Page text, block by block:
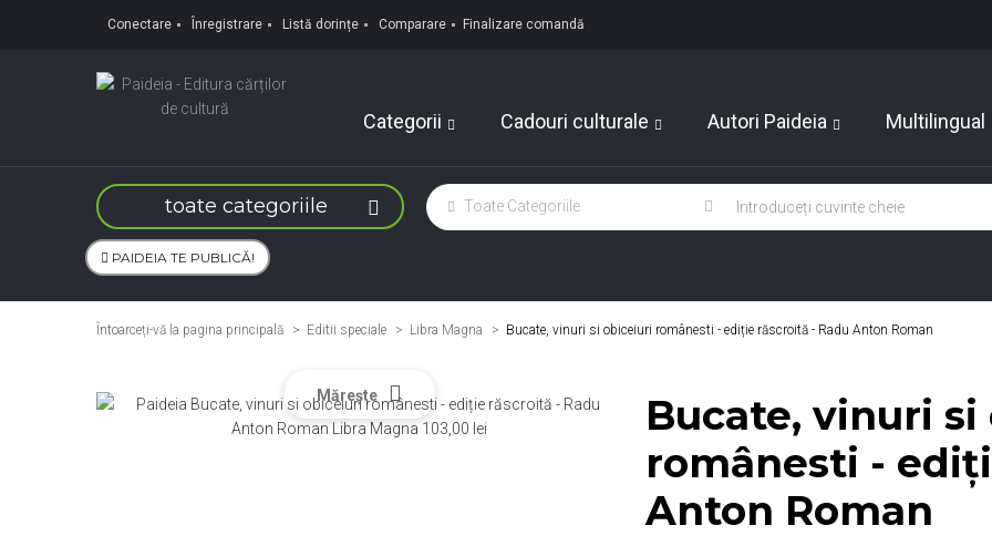
Conectare Înregistrare Listă dorințe Comparare Finalizare comandă
Categorii Cadouri culturale Autori Paideia Multilingual
toate categoriile
PAIDEIA TE PUBLICĂ!
Întoarceți-vă la pagina principală Editii speciale > Libra Magna > Bucate, vinuri si obiceiuri românesti - ediție răscroită - Radu Anton Roman
Mărește
Bucate, vinuri
românesti -
Anton Roman